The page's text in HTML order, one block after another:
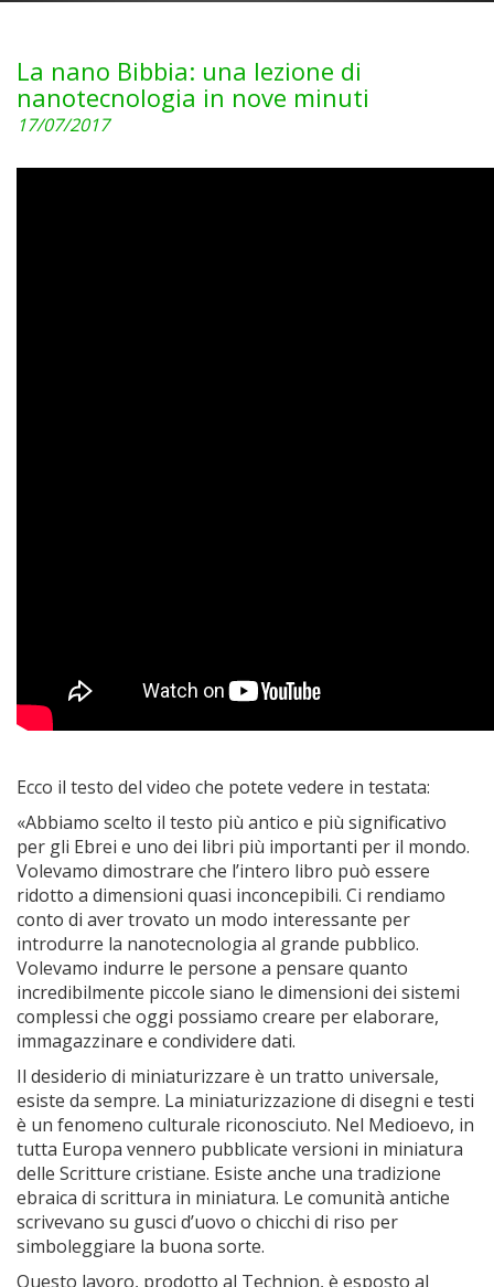
La nano Bibbia: una lezione di
nanotecnologia in nove minuti
17/07/2017
Ecco il testo del video che potete vedere in testata:
«Abbiamo scelto il testo più antico e più significativo
per gli Ebrei e uno dei libri più importanti per il mondo.
Volevamo dimostrare che l’intero libro può essere
ridotto a dimensioni quasi inconcepibili. Ci rendiamo
conto di aver trovato un modo interessante per
introdurre la nanotecnologia al grande pubblico.
Volevamo indurre le persone a pensare quanto
incredibilmente piccole siano le dimensioni dei sistemi
complessi che oggi possiamo creare per elaborare,
immagazzinare e condividere dati.
Il desiderio di miniaturizzare è un tratto universale,
esiste da sempre. La miniaturizzazione di disegni e testi
è un fenomeno culturale riconosciuto. Nel Medioevo, in
tutta Europa vennero pubblicate versioni in miniatura
delle Scritture cristiane. Esiste anche una tradizione
ebraica di scrittura in miniatura. Le comunità antiche
scrivevano su gusci d’uovo o chicchi di riso per
simboleggiare la buona sorte.
Questo lavoro, prodotto al Technion, è esposto al